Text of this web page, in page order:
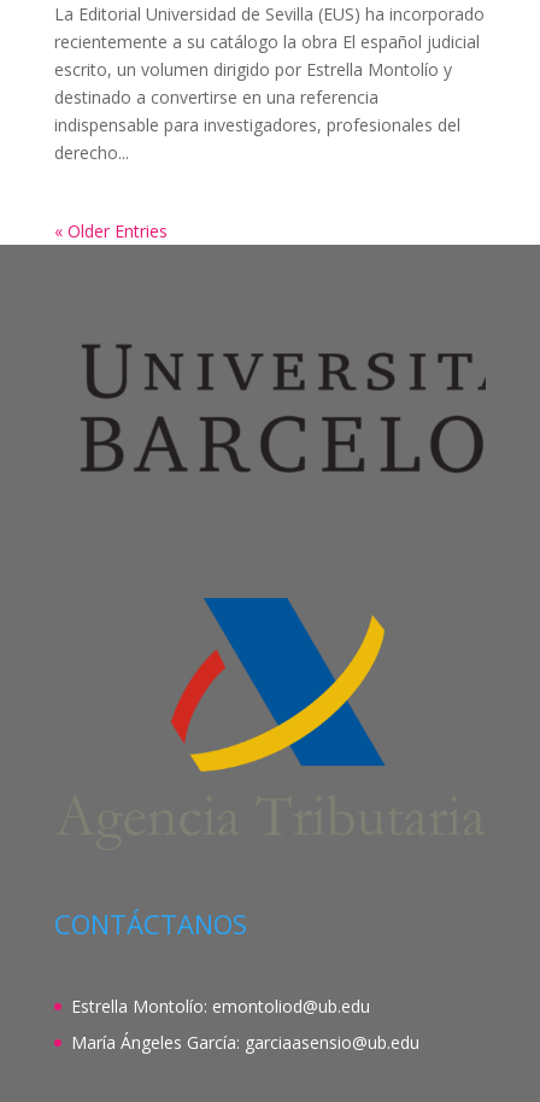
La Editorial Universidad de Sevilla (EUS) ha incorporado
recientemente a su catálogo la obra El español judicial
escrito, un volumen dirigido por Estrella Montolío y
destinado a convertirse en una referencia
indispensable para investigadores, profesionales del
derecho...
« Older Entries
CONTÁCTANOS
Estrella Montolío: emontoliod@ub.edu
María Ángeles García: garciaasensio@ub.edu